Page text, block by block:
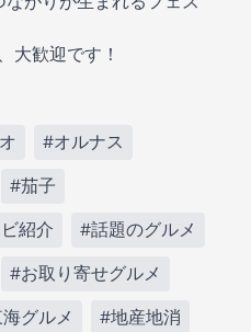
大歓迎です！
#オルナス
#茄子
紹介 #話題のグルメ
#お取り寄せグルメ
グルメ #地産地消